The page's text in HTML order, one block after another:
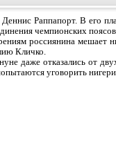
Раппапорт. В его
чемпионских
россиянина мешает
Кличко.
даже отказались от
уговорить